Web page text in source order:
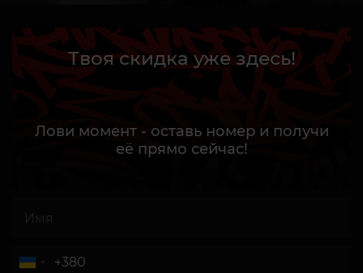
Твоя скидка уже здесь!
Лови момент - оставь номер и получи
её прямо сейчас!